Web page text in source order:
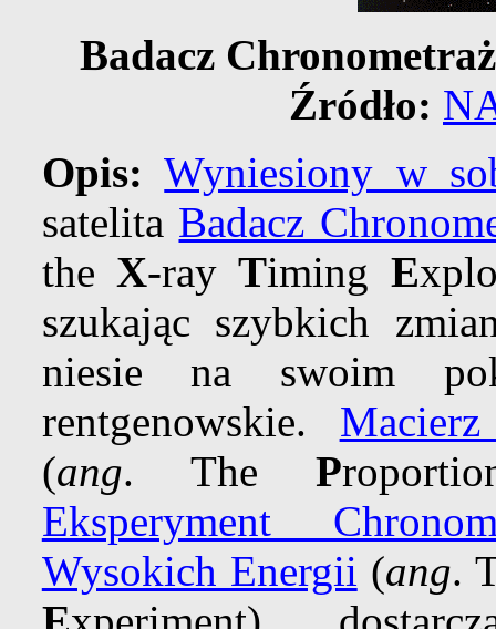
Badacz
Źródło:
Opis: Wyniesiony w
satelita Badacz
theX-rayTiming E
szukając szybkich
niesie na swoim
rentgenowskie.
(ang. TheP
Eksperyment
Wysokich Energii (ang.